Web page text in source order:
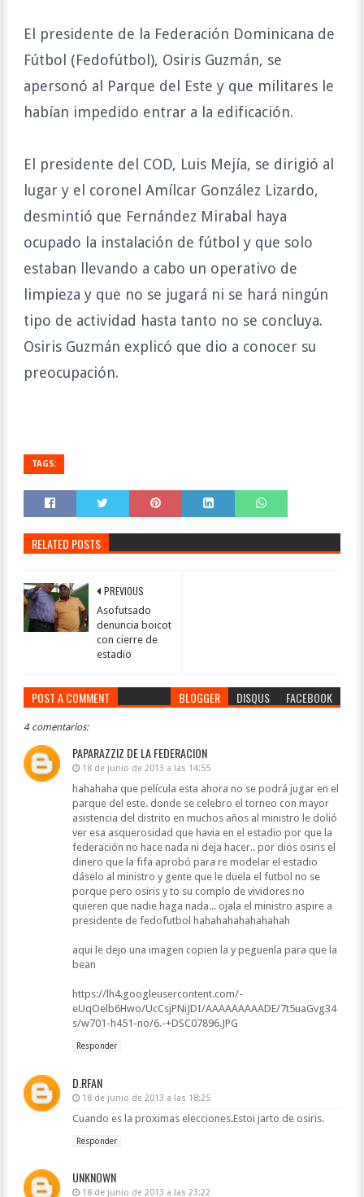
El presidente de la Federación Dominicana de
Fútbol (Fedofútbol), Osiris Guzmán, se
apersonó al Parque del Este y que militares le
habían impedido entrar a la edificación.
El presidente del COD, Luis Mejía, se dirigió al
lugar y el coronel Amílcar González Lizardo,
desmintió que Fernández Mirabal haya
ocupado la instalación de fútbol y que solo
estaban llevando a cabo un operativo de
limpieza y que no se jugará ni se hará ningún
tipo de actividad hasta tanto no se concluya.
Osiris Guzmán explicó que dio a conocer su
preocupación.
TAGS:
RELATED POSTS
PREVIOUS
Asofutsado
denuncia boicot
con cierre de
estadio
POST A COMMENT BLOGGER DISQUS FACEBOOK
4 comentarios:
PAPARAZZIZ DE LA FEDERACION
18 de junio de 2013 a las 14:55
hahahaha que película esta ahora no se podrá jugar en el
parque del este. donde se celebro el torneo con mayor
asistencia del distrito en muchos años al ministro le dolió
ver esa asquerosidad que havia en el estadio por que la
federación no hace nada ni deja hacer.. por dios osiris el
dinero que la fifa aprobó para re modelar el estadio
dáselo al ministro y gente que le duela el futbol no se
porque pero osiris y to su complo de vividores no
quieren que nadie haga nada... ojala el ministro aspire a
presidente de fedofutbol hahahahahahahahah
aqui le dejo una imagen copien la y peguenla para que la
bean
https://lh4.googleusercontent.com/-
eUqOelb6Hwo/UcCsjPNiJDI/AAAAAAAAADE/7t5uaGvg34
s/w701-h451-no/6.-+DSC07896.JPG
Responder
D.RFAN
18 de junio de 2013 a las 18:25
Cuando es la proximas elecciones.Estoi jarto de osiris.
Responder
UNKNOWN
18 de junio de 2013 a las 23:22